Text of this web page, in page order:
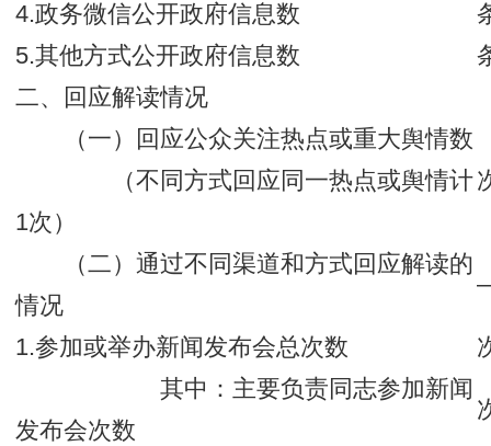
4.政务微信公开政府信息数
5.其他方式公开政府信息数
二、回应解读情况
（一）回应公众关注热点或重大舆情数
（不同方式回应同一热点或舆情计
1次）
（二）通过不同渠道和方式回应解读的
情况
1.参加或举办新闻发布会总次数
其中：主要负责同志参加新闻
发布会次数